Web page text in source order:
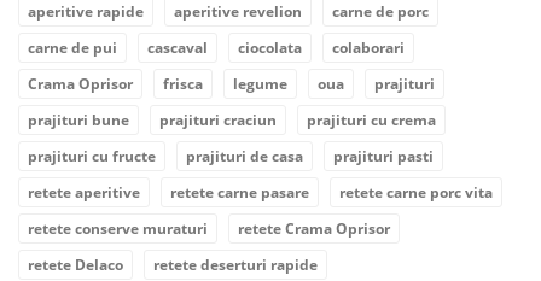
aperitive rapide
aperitive revelion
carne de porc
carne de pui
cascaval ciocolata
colaborari
Crama Oprisor
frisca legume oua
prajituri
prajituri bune
prajituri craciun
prajituri cu crema
prajituri cu fructe
prajituri de casa
prajituri pasti
retete aperitive
retete carne pasare
retete carne porc vita
retete conserve muraturi
retete Crama Oprisor
retete Delaco
retete deserturi rapide